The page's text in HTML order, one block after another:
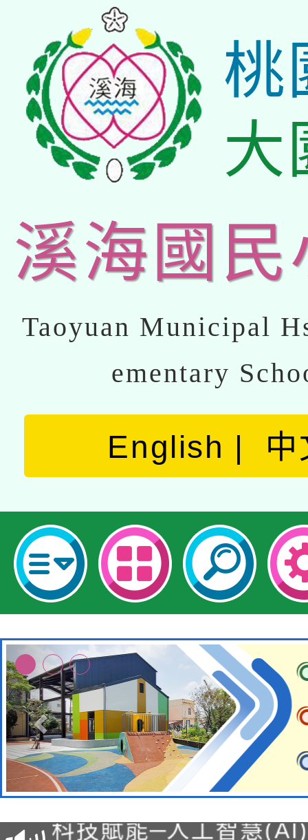
桃
大
溪海國民
Taoyuan Municipal
ementary
English 中
本校115學年度第2次
招甄選結果公告(無人
招)
適應運動共學行動站研
本館辦理115年度閱讀
暨閱讀推動專業研習
科技賦能─人工智慧